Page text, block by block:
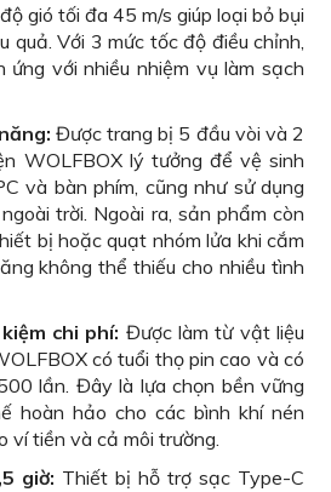
gió tối đa 45 m/s giúp loại bỏ bụi
quả. Với 3 mức tốc độ điều chỉnh,
với nhiều nhiệm vụ làm sạch
Được trang bị 5 đầu vòi và 2
WOLFBOX lý tưởng để vệ sinh
và bàn phím, cũng như sử dụng
trời. Ngoài ra, sản phẩm còn
bị hoặc quạt nhóm lửa khi cắm
không thể thiếu cho nhiều tình
chi phí: Được làm từ vật liệu
có tuổi thọ pin cao và có
lần. Đây là lựa chọn bền vững
hoàn hảo cho các bình khí nén
ví tiền và cả môi trường.
giờ: Thiết bị hỗ trợ sạc Type-C